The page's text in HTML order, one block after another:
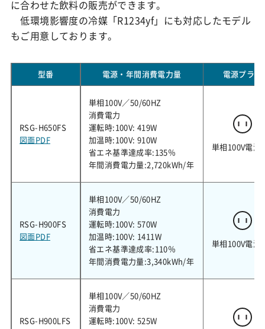
に合わせた飲料の販売ができます。
低環境影響度の冷媒「R1234yf」にも対応したモデル
もご用意しております。
型番 電源・年間消費電力量 電源プラグ
RSG-H650FS
図面PDF
単相100V／50/60HZ
消費電力
運転時:100V: 419W
加温時:100V: 910W
省エネ基準達成率:135％
年間消費電力量:2,720kWh/年
単相100V電源
RSG-H900FS
図面PDF
単相100V／50/60HZ
消費電力
運転時:100V: 570W
加温時:100V: 1411W
省エネ基準達成率:110％
年間消費電力量:3,340kWh/年
単相100V電源
RSG-H900LFS
単相100V／50/60HZ
消費電力
運転時:100V: 525W